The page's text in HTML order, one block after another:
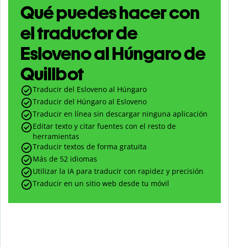
Qué puedes hacer con
el traductor de
Esloveno al Húngaro de
Quillbot
Traducir del Esloveno al Húngaro
Traducir del Húngaro al Esloveno
Traducir en línea sin descargar ninguna aplicación
Editar texto y citar fuentes con el resto de
herramientas
Traducir textos de forma gratuita
Más de 52 idiomas
Utilizar la IA para traducir con rapidez y precisión
Traducir en un sitio web desde tu móvil